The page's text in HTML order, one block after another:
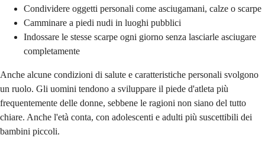
Condividere oggetti personali come asciugamani, calze o scarpe
Camminare a piedi nudi in luoghi pubblici
Indossare le stesse scarpe ogni giorno senza lasciarle asciugare
completamente
Anche alcune condizioni di salute e caratteristiche personali svolgono
un ruolo. Gli uomini tendono a sviluppare il piede d'atleta più
frequentemente delle donne, sebbene le ragioni non siano del tutto
chiare. Anche l'età conta, con adolescenti e adulti più suscettibili dei
bambini piccoli.